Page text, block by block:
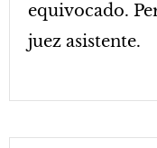
equivocado.
juez asistente.